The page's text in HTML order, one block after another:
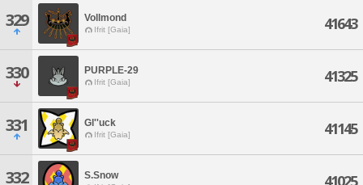
329 Vollmond
Ifrit [Gaia] 41643
330 PURPLE-29
Ifrit [Gaia] 41325
331 Gl''uck
Ifrit [Gaia] 41145
332 S.Snow 41025